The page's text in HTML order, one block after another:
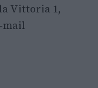
Vittoria 1,
mail